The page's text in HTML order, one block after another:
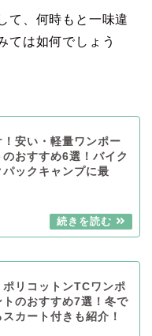
て、何時もと一味違
ては如何でしょう
！安い・軽量ワンポー
のおすすめ6選！バイク
パックキャンプに最
ポリコットンTCワンポ
トのおすすめ7選！冬で
スカート付きも紹介！